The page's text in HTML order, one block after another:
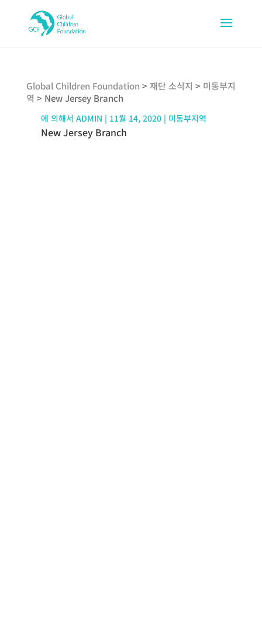
Global Children Foundation > 재단 소식지 > 미동부지
역 > New Jersey Branch
에 의해서 ADMIN | 11월 14, 2020| 미동부지역
New Jersey Branch